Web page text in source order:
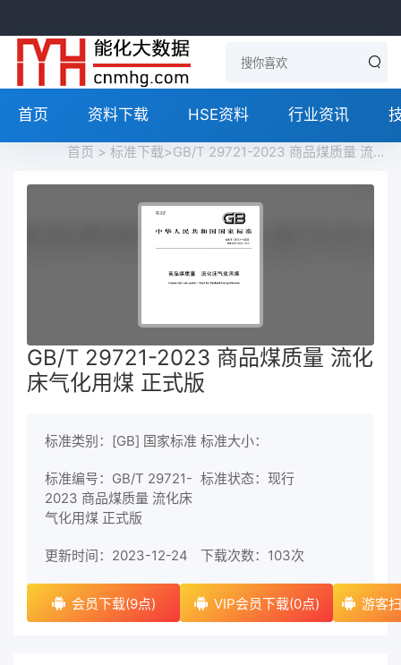
首页 资料下载 HSE资料 行业资讯
首页 > 标准下载>GB/T 29721-2023 商品煤质量 流化床气化用煤 正式版免费下载
GB/T 29721-2023 商品煤质量 流化
床气化用煤 正式版
标准类别：[GB] 国家标准 标准大小：
标准编号：GB/T 29721-
2023 商品煤质量 流化床
气化用煤 正式版
标准状态：现行
更新时间：2023-12-24 下载次数： 103次
会员下载(9点) VIP会员下载(0点) 游客